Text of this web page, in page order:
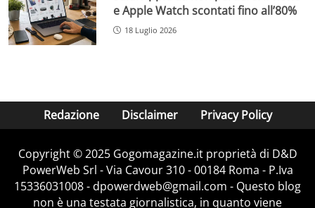
e Apple Watch scontati fino all’80%
18 Luglio 2026
Redazione Disclaimer Privacy Policy
Copyright © 2025 Gogomagazine.it proprietà di D&D
PowerWeb Srl - Via Cavour 310 - 00184 Roma - P.Iva
15336031008 - dpowerdweb@gmail.com - Questo blog
non è una testata giornalistica, in quanto viene